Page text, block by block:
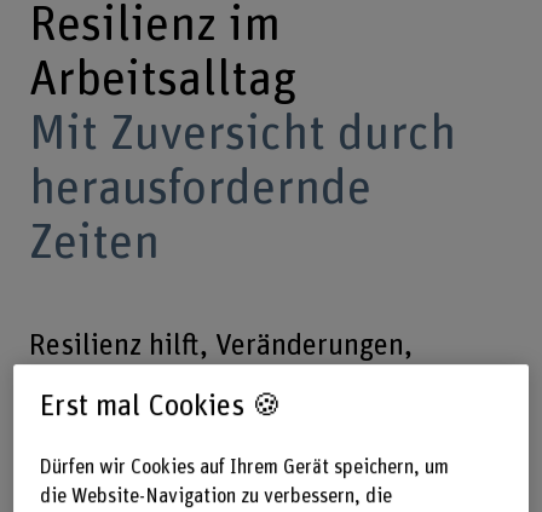
Resilienz im
Arbeitsalltag
Mit Zuversicht durch
herausfordernde
Zeiten
Resilienz hilft, Veränderungen,
zu meistern. Die Veranstaltung zeigt
Kompetenzen und Methoden, um
innere Stärke aufzubauen und achtsam
Erst mal Cookies 🍪
Dürfen wir Cookies auf Ihrem Gerät speichern, um
die Website-Navigation zu verbessern, die